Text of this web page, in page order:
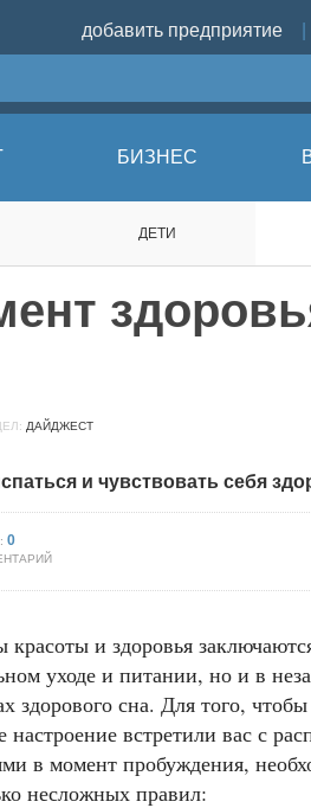
добавить предприятие
БИЗНЕС
ДЕТИ
ДАЙДЖЕСТ
и чувствовать себя
0
красоты и здоровья
уходе и питании, но и в
здорового сна. Для того,
настроение встретили вас с
в момент пробуждения,
несложных правил: